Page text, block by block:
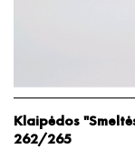
Klaipėdos
262/265